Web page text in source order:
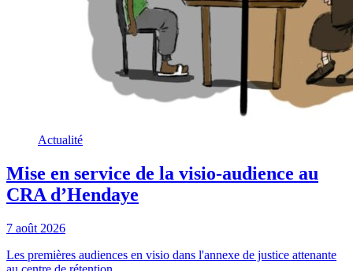
Actualité
Mise en service de la visio-audience au
CRA d’Hendaye
7 août 2026
Les premières audiences en visio dans l'annexe de justice attenante